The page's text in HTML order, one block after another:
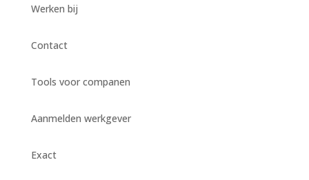
Werken bij
Contact
Tools voor companen
Aanmelden werkgever
Exact